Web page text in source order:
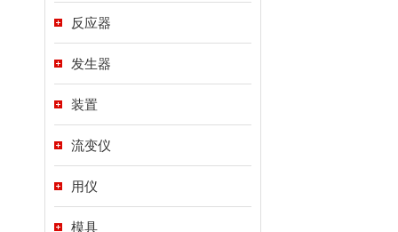
反应器
发生器
装置
流变仪
用仪
模具